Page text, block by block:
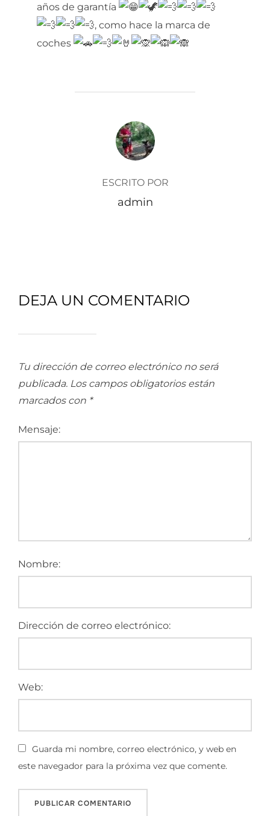
años de garantía
, como hace la marca de
coches
AUTOR DE LA ENTRADA
ESCRITO POR
admin
DEJA UN COMENTARIO
Tu dirección de correo electrónico no será
publicada. Los campos obligatorios están
marcados con *
Mensaje:
Nombre:
Dirección de correo electrónico:
Web:
Guarda mi nombre, correo electrónico, y web en
este navegador para la próxima vez que comente.